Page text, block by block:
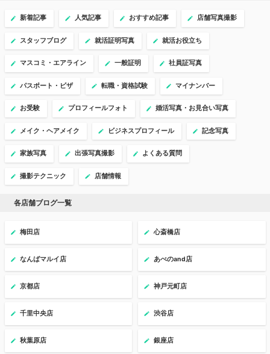
新着記事 人気記事 おすすめ記事 店舗写真撮影
スタッフブログ 就活証明写真 就活お役立ち
マスコミ・エアライン 一般証明 社員証写真
パスポート・ビザ 転職・資格試験 マイナンバー
お受験 プロフィールフォト 婚活写真・お見合い写真
メイク・ヘアメイク ビジネスプロフィール 記念写真
家族写真 出張写真撮影 よくある質問
撮影テクニック 店舗情報
各店舗ブログ一覧
梅田店 心斎橋店
なんばマルイ店 あべのand店
京都店 神戸元町店
千里中央店 渋谷店
秋葉原店 銀座店